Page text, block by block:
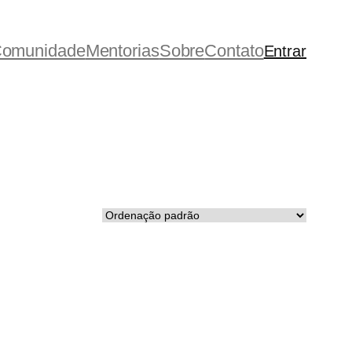
MentoriasSobreContatoEntrar